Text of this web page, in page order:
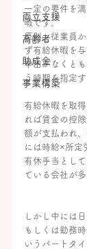
両立支援
高齢者
助成金
事業構築
一定の要件を
暇です。
原則、従業員
ず有給休暇を
申出がなくと
う時期を指定す
有給休暇を取
れば賃金の控
額が支払われ
には時給×所定
有休手当とし
ている会社が
しかし中には
もしくは勤務
いうパートタ